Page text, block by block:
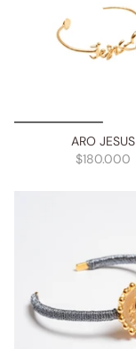
ARO JESUS
$180.000